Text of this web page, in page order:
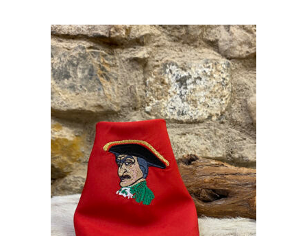
20,00€
AÑADIR AL CARRITO